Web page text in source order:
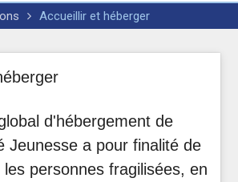
Accueillir et héberger
d'hébergement de
Jeunesse a pour finalité de
personnes fragilisées, en